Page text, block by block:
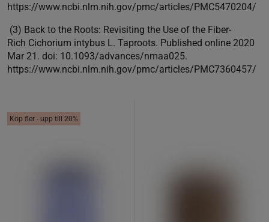
https://www.ncbi.nlm.nih.gov/pmc/articles/PMC5470204/
(3) Back to the Roots: Revisiting the Use of the Fiber-
Rich Cichorium intybus L. Taproots. Published online 2020
Mar 21. doi: 10.1093/advances/nmaa025.
https://www.ncbi.nlm.nih.gov/pmc/articles/PMC7360457/
Köp fler - upp till 20%